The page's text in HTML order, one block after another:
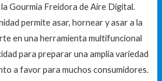
Gourmia Freidora de Aire Digital.
permite asar, hornear y asar a la
en una herramienta multifuncional
para preparar una amplia variedad
a favor para muchos consumidores.